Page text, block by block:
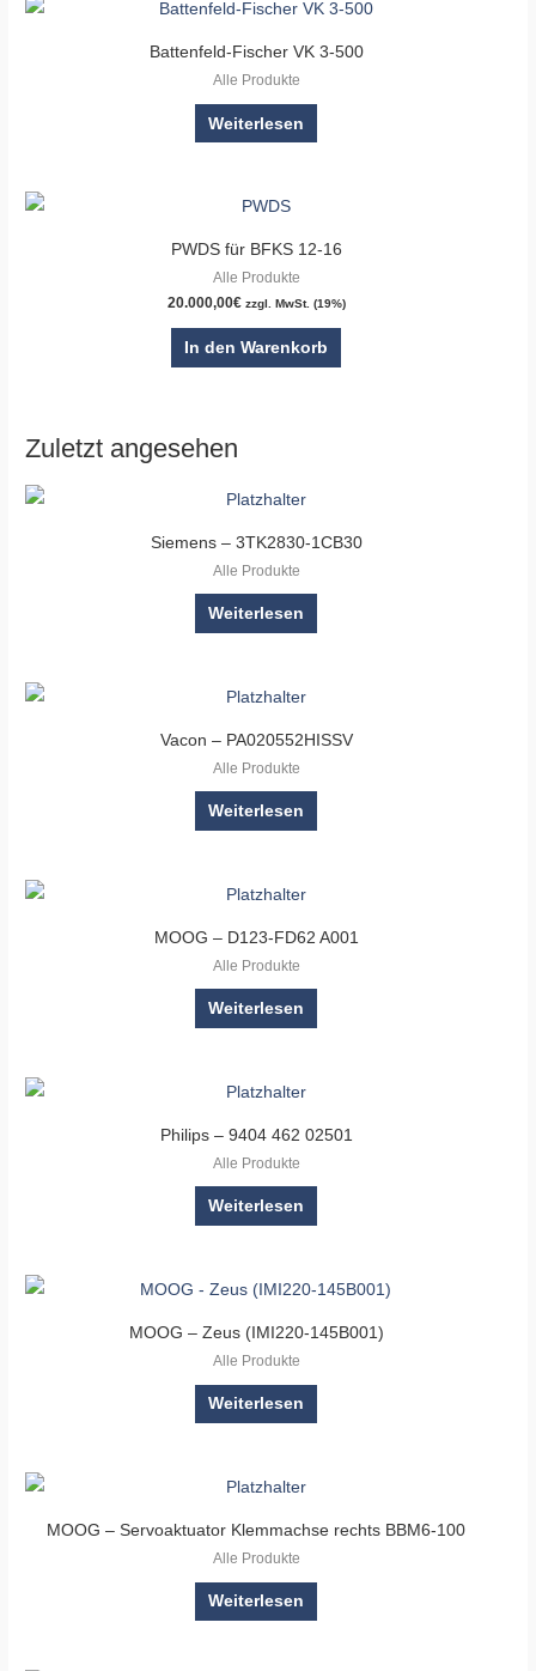
Battenfeld-Fischer VK 3-500
Alle Produkte
Weiterlesen
PWDS für BFKS 12-16
Alle Produkte
20.000,00€ zzgl. MwSt. (19%)
In den Warenkorb
Zuletzt angesehen
Siemens – 3TK2830-1CB30
Alle Produkte
Weiterlesen
Vacon – PA020552HISSV
Alle Produkte
Weiterlesen
MOOG – D123-FD62 A001
Alle Produkte
Weiterlesen
Philips – 9404 462 02501
Alle Produkte
Weiterlesen
MOOG – Zeus (IMI220-145B001)
Alle Produkte
Weiterlesen
MOOG – Servoaktuator Klemmachse rechts BBM6-100
Alle Produkte
Weiterlesen